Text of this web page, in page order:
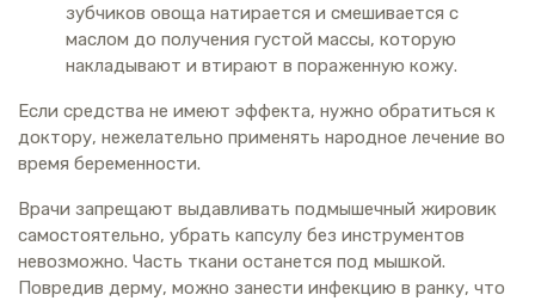
зубчиков овоща натирается и смешивается с
маслом до получения густой массы, которую
накладывают и втирают в пораженную кожу.
Если средства не имеют эффекта, нужно обратиться к
доктору, нежелательно применять народное лечение во
время беременности.
Врачи запрещают выдавливать подмышечный жировик
самостоятельно, убрать капсулу без инструментов
невозможно. Часть ткани останется под мышкой.
Повредив дерму, можно занести инфекцию в ранку, что